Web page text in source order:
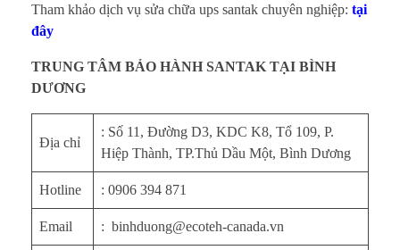
Tham khảo dịch vụ sửa chữa ups santak chuyên nghiệp: tại
đây
TRUNG TÂM BẢO HÀNH SANTAK TẠI BÌNH
DƯƠNG
Địa chỉ
: Số 11, Đường D3, KDC K8, Tổ 109, P.
Hiệp Thành, TP.Thủ Dầu Một, Bình Dương
Hotline : 0906 394 871
Email : binhduong@ecoteh-canada.vn